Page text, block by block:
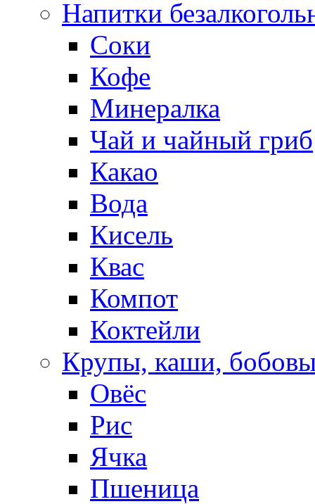
Напитки
Соки
Кофе
Минералка
Чай и чайный гриб
Какао
Вода
Кисель
Квас
Компот
Коктейли
Крупы, каши,
Овёс
Рис
Ячка
Пшеница